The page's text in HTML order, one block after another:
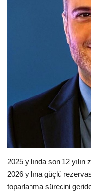
Sizlerden Gelenler
Video Tanıtım
Köşe Yazarları
Galeri
2025 yılında son 12
2026 yılına güçlü
toparlanma sürecini